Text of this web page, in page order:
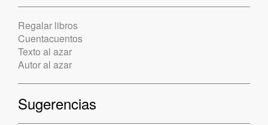
Regalar libros
Cuentacuentos
Texto al azar
Autor al azar
Sugerencias